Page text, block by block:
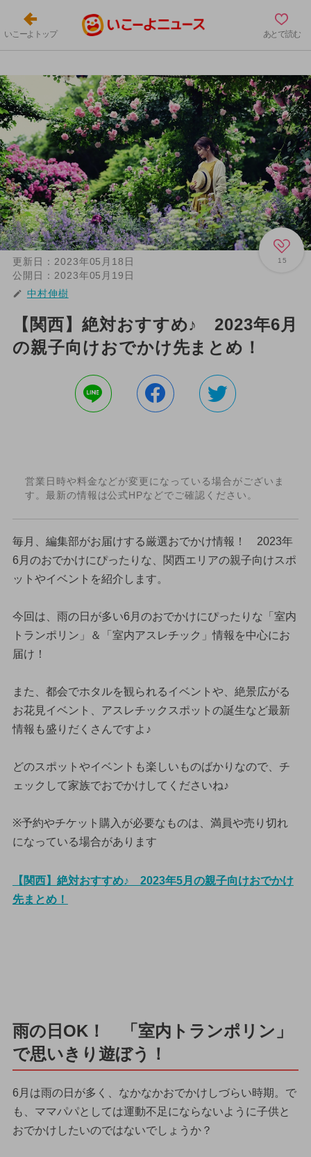
いこーよトップ あとで読む
15
更新日： 2023年05月18日
公開日： 2023年05月19日
中村伸樹
【関西】絶対おすすめ♪ 2023年6月
の親子向けおでかけ先まとめ！
営業日時や料金などが変更になっている場合がございま
す。最新の情報は公式HPなどでご確認ください。
毎月、編集部がお届けする厳選おでかけ情報！ 2023年
6月のおでかけにぴったりな、関西エリアの親子向けスポ
ットやイベントを紹介します。
今回は、雨の日が多い6月のおでかけにぴったりな「室内
トランポリン」＆「室内アスレチック」情報を中心にお
届け！
また、都会でホタルを観られるイベントや、絶景広がる
お花見イベント、アスレチックスポットの誕生など最新
情報も盛りだくさんですよ♪
どのスポットやイベントも楽しいものばかりなので、チ
ェックして家族でおでかけしてくださいね♪
※予約やチケット購入が必要なものは、満員や売り切れ
になっている場合があります
【関西】絶対おすすめ♪ 2023年5月の親子向けおでかけ
先まとめ！
雨の日OK！ 「室内トランポリン」
で思いきり遊ぼう！
6月は雨の日が多く、なかなかおでかけしづらい時期。で
も、ママパパとしては運動不足にならないように子供と
おでかけしたいのではないでしょうか？